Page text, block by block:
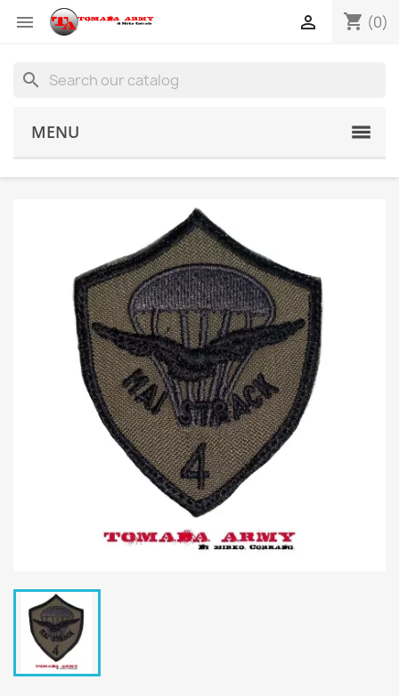
 shopping_cart (0)

search
MENU